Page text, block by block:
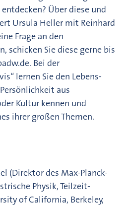
Über diese und
Ursula Heller mit Reinhard
Frage an den
schicken Sie diese gerne bis
Bei der
lernen Sie den Lebens-
aus
Kultur kennen und
ihrer großen Themen.
(Direktor des Max-Planck-
Physik, Teilzeit-
of California, Berkeley,